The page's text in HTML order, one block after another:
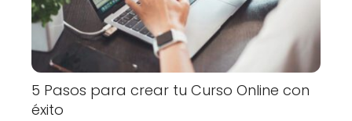
5 Pasos para crear tu Curso Online con
éxito